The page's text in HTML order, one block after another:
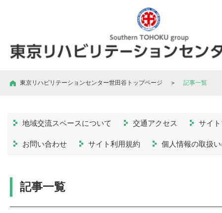
東京リハビリテーションセンター世田谷トップページ ＞ 記事一覧
地域交流スペースについて 交通アクセス サイ
お問い合わせ サイト利用規約 個人情報の取扱
記事一覧